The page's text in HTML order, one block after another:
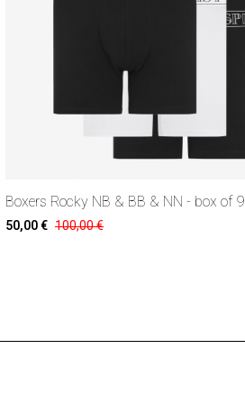
Boxers Rocky NB & BB & NN - box of 9
50,00 € 100,00 €